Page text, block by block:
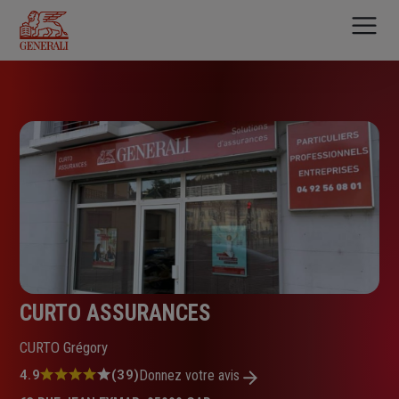
contenu
principal
CURTO ASSURANCES
CURTO Grégory
Note
4.9 (39)Donnez votre avis